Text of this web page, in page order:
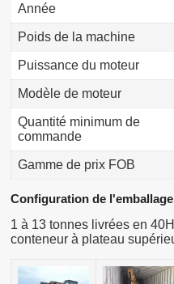
Année
Poids de la machine
Puissance du moteur
Modèle de moteur
Quantité minimum de
commande
Gamme de prix FOB
Configuration de l'emballage
1 à 13 tonnes livrées en
conteneur à plateau